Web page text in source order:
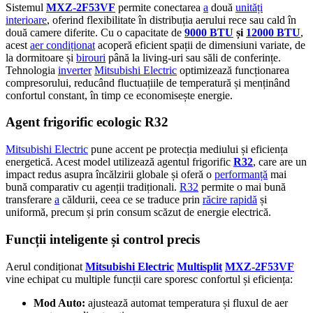
Sistemul MXZ-2F53VF permite conectarea a două unități
interioare, oferind flexibilitate în distribuția aerului rece sau cald în
două camere diferite. Cu o capacitate de 9000 BTU și 12000 BTU,
acest aer condiționat acoperă eficient spații de dimensiuni variate, de
la dormitoare și birouri până la living-uri sau săli de conferințe.
Tehnologia inverter Mitsubishi Electric optimizează funcționarea
compresorului, reducând fluctuațiile de temperatură și menținând
confortul constant, în timp ce economisește energie.
Agent frigorific ecologic R32
Mitsubishi Electric pune accent pe protecția mediului și eficiența
energetică. Acest model utilizează agentul frigorific R32, care are un
impact redus asupra încălzirii globale și oferă o performanță mai
bună comparativ cu agenții tradiționali. R32 permite o mai bună
transferare a căldurii, ceea ce se traduce prin răcire rapidă și
uniformă, precum și prin consum scăzut de energie electrică.
Funcții inteligente și control precis
Aerul condiționat Mitsubishi Electric Multisplit MXZ-2F53VF
vine echipat cu multiple funcții care sporesc confortul și eficiența:
Mod Auto: ajustează automat temperatura și fluxul de aer